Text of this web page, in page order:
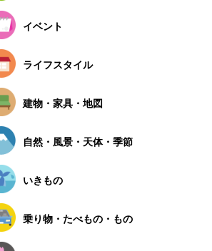
イベント
ライフスタイル
建物・家具・地図
自然・風景・天体・季節
いきもの
乗り物・たべもの・もの